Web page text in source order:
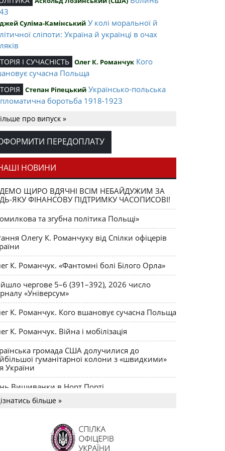
Суліма-Камінський У колі моральної й
сліпоти: Україна й українці в очах
І СУЧАСНІСТЬ Олег К. Романчук Кого
сучасна Польща
Степан Ріпецький Українсько-польська
боротьба 1918-1923
НАЦІЇ Оксана Захарчук
ВИДАННЯ Юрій Щербак Opus magnum
К. Романчука
К. Романчука
РЕДАКЦІЙНЕ Олег К. Романчук Журавель і
як уособлення української політстратегії й
про випуск »
ПЕРЕДОПЛАТУ
НОВИНИ
ЩИРО ВДЯЧНІ ВСІМ НЕБАЙДУЖИМ ЗА
ЯКУ ФІНАНСОВУ ПІДТРИМКУ ЧАСОПИСОВІ!
та згубна політика Польщі»
Олегу К. Романчуку від Спілки офіцерів
К. Романчук. «Фантомні болі Білого Орла»
чергове 5–6 (391–392), 2026 число
«Універсум»
К. Романчук. Кого вшановує сучасна Польща
К. Романчук. Війна і мобілізація
громада США долучилися до
гуманітарної колони з «швидкими»
України
Вишиванки в Норт Порті
MAGNUM Олега К. Романчука
більше »